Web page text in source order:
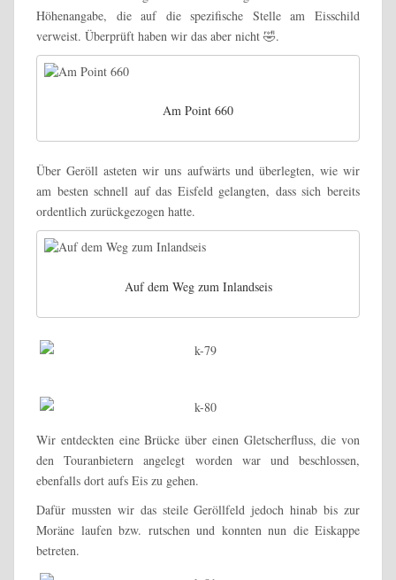
Höhenangabe, die auf die spezifische Stelle am Eisschild
verweist. Überprüft haben wir das aber nicht 🤣.
Am Point 660
Über Geröll asteten wir uns aufwärts und überlegten, wie wir
am besten schnell auf das Eisfeld gelangten, dass sich bereits
ordentlich zurückgezogen hatte.
Auf dem Weg zum Inlandseis
Wir entdeckten eine Brücke über einen Gletscherfluss, die von
den Touranbietern angelegt worden war und beschlossen,
ebenfalls dort aufs Eis zu gehen.
Dafür mussten wir das steile Geröllfeld jedoch hinab bis zur
Moräne laufen bzw. rutschen und konnten nun die Eiskappe
betreten.